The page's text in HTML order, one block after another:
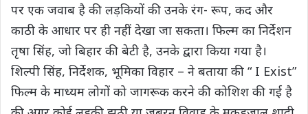
पर एक जवाब है की लड़कियों की उनके रंग- रूप, कद और
काठी के आधार पर ही नहीं देखा जा सकता। फिल्म का निर्देशन
तृषा सिंह, जो बिहार की बेटी है, उनके द्वारा किया गया है।
शिल्पी सिंह, निर्देशक, भूमिका विहार – ने बताया की “ I Exist”
फिल्म के माध्यम लोगों को जागरूक करने की कोशिश की गई है